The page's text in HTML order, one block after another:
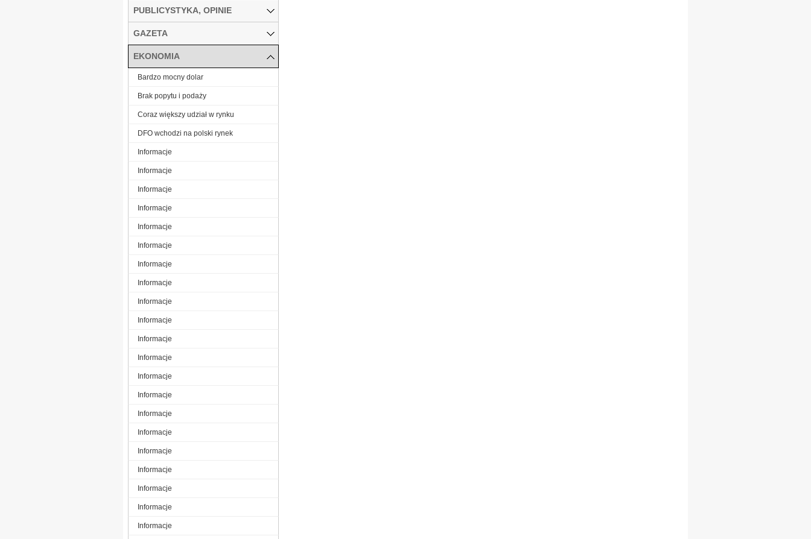
PUBLICYSTYKA, OPINIE
GAZETA
EKONOMIA
Bardzo mocny dolar
Brak popytu i podaży
Coraz większy udział w rynku
DFO wchodzi na polski rynek
Informacje
Informacje
Informacje
Informacje
Informacje
Informacje
Informacje
Informacje
Informacje
Informacje
Informacje
Informacje
Informacje
Informacje
Informacje
Informacje
Informacje
Informacje
Informacje
Informacje
Informacje